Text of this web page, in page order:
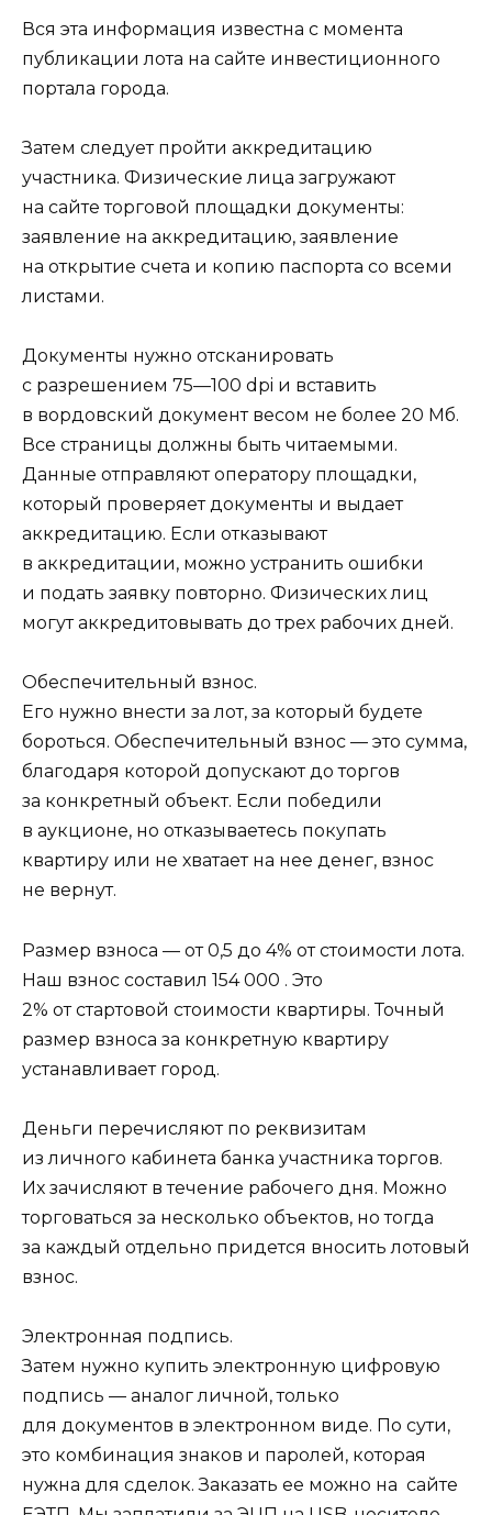
Вся эта информация известна с момента
публикации лота на сайте инвестиционного
портала города.
Затем следует пройти аккредитацию
участника. Физические лица загружают
на сайте торговой площадки документы:
заявление на аккредитацию, заявление
на открытие счета и копию паспорта со всеми
листами.
Документы нужно отсканировать
с разрешением 75—100 dpi и вставить
в вордовский документ весом не более 20 Мб.
Все страницы должны быть читаемыми.
Данные отправляют оператору площадки,
который проверяет документы и выдает
аккредитацию. Если отказывают
в аккредитации, можно устранить ошибки
и подать заявку повторно. Физических лиц
могут аккредитовывать до трех рабочих дней.
Обеспечительный взнос.
Его нужно внести за лот, за который будете
бороться. Обеспечительный взнос — это сумма,
благодаря которой допускают до торгов
за конкретный объект. Если победили
в аукционе, но отказываетесь покупать
квартиру или не хватает на нее денег, взнос
не вернут.
Размер взноса — от 0,5 до 4% от стоимости лота.
Наш взнос составил 154 000 . Это
2% от стартовой стоимости квартиры. Точный
размер взноса за конкретную квартиру
устанавливает город.
Деньги перечисляют по реквизитам
из личного кабинета банка участника торгов.
Их зачисляют в течение рабочего дня. Можно
торговаться за несколько объектов, но тогда
за каждый отдельно придется вносить лотовый
взнос.
Электронная подпись.
Затем нужно купить электронную цифровую
подпись — аналог личной, только
для документов в электронном виде. По сути,
это комбинация знаков и паролей, которая
нужна для сделок. Заказать ее можно на сайте